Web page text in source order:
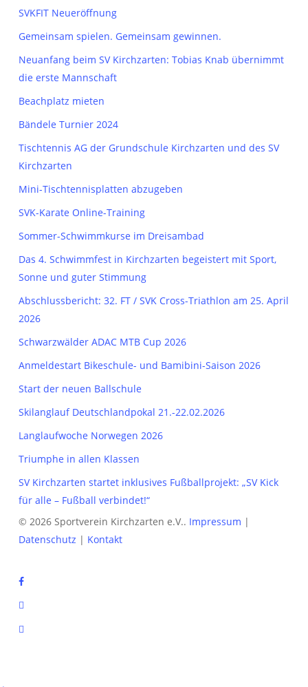
SVKFIT Neueröffnung
Gemeinsam spielen. Gemeinsam gewinnen.
Neuanfang beim SV Kirchzarten: Tobias Knab übernimmt
die erste Mannschaft
Beachplatz mieten
Bändele Turnier 2024
Tischtennis AG der Grundschule Kirchzarten und des SV
Kirchzarten
Mini-Tischtennisplatten abzugeben
SVK-Karate Online-Training
Sommer-Schwimmkurse im Dreisambad
Das 4. Schwimmfest in Kirchzarten begeistert mit Sport,
Sonne und guter Stimmung
Abschlussbericht: 32. FT / SVK Cross-Triathlon am 25. April
2026
Schwarzwälder ADAC MTB Cup 2026
Anmeldestart Bikeschule- und Bamibini-Saison 2026
Start der neuen Ballschule
Skilanglauf Deutschlandpokal 21.-22.02.2026
Langlaufwoche Norwegen 2026
Triumphe in allen Klassen
SV Kirchzarten startet inklusives Fußballprojekt: „SV Kick
für alle – Fußball verbindet!“
© 2026 Sportverein Kirchzarten e.V.. Impressum |
Datenschutz | Kontakt